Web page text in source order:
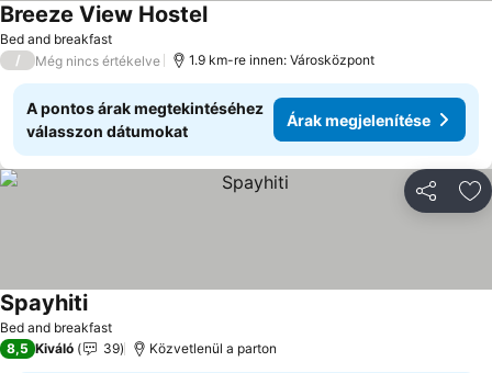
Bed and breakfast
Breeze View HostelÁrak megjelenítése
/ Még nincs értékelve 1.9 km-re innen: Városközpont
A pontos árak megtekintéséhez
válasszon dátumokat
Árak megjelenítése
Bed and breakfast
SpayhitiÁrak megjelenítése
8,5 Kiváló 39 Közvetlenül a parton